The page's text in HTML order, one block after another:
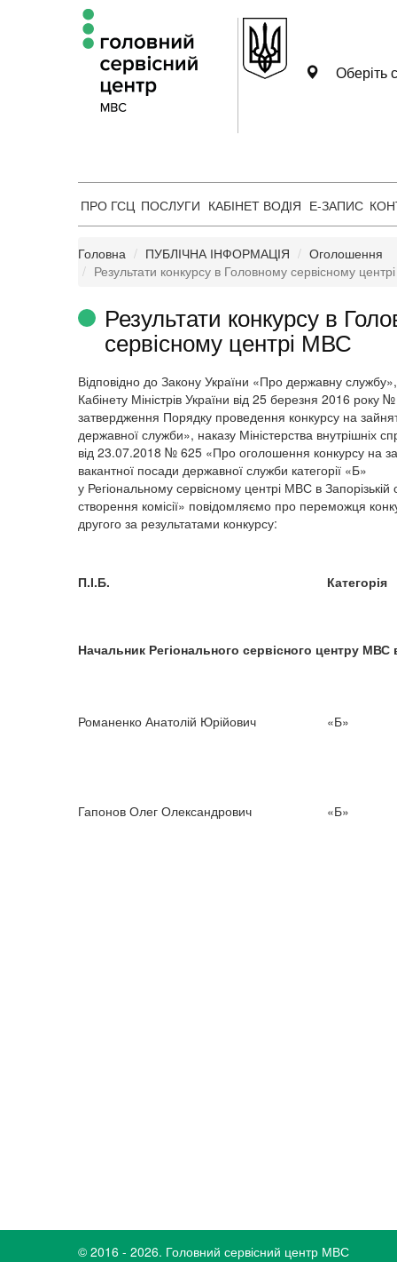
Оберіть
ПРО ГСЦ ПОСЛУГИ КАБІНЕТ ВОДІЯ Е-ЗАПИС
Головна ПУБЛІЧНА ІНФОРМАЦІЯ
Оголошення
Результати конкурсу в Головному сервісному
Результати конкурсу в
сервісному центрі МВС
Відповідно до Закону України «Про державну
Кабінету Міністрів України від 25 березня 2016 року
затвердження Порядку проведення конкурсу на
державної служби», наказу Міністерства внутрішніх
від 23.07.2018 № 625 «Про оголошення конкурсу на
вакантної посади державної служби категорії «Б»
у Регіональному сервісному центрі МВС в Запорізькій
створення комісії» повідомляємо про переможця
другого за результатами конкурсу:
П.І.Б. Категорія
Начальник Регіонального сервісного центру МВС
Романенко Анатолій Юрійович «Б»
Гапонов Олег Олександрович «Б»
© 2016 - 2026. Головний сервісний центр МВС